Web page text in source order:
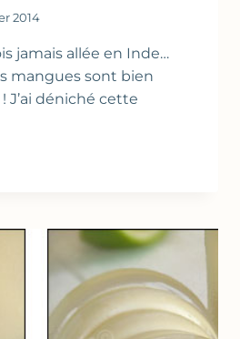
2014
jamais allée en Inde…
mangues sont bien
J’ai déniché cette